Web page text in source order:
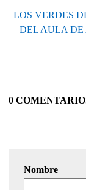
LOS VERDES
DEL AULA DE
0
Nombre